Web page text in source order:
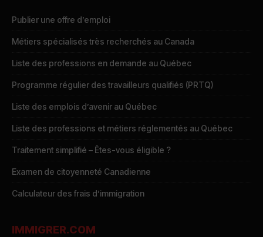
Publier une offre d’emploi
Métiers spécialisés très recherchés au Canada
Liste des professions en demande au Québec
Programme régulier des travailleurs qualifiés (PRTQ)
Liste des emplois d’avenir au Québec
Liste des professions et métiers réglementés au Québec
Traitement simplifié – Êtes-vous éligible ?
Examen de citoyenneté Canadienne
Calculateur des frais d’immigration
IMMIGRER.COM